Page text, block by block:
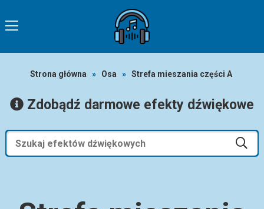
Strona główna » Osa » Strefa mieszania części A
Zdobądź darmowe efekty dźwiękowe